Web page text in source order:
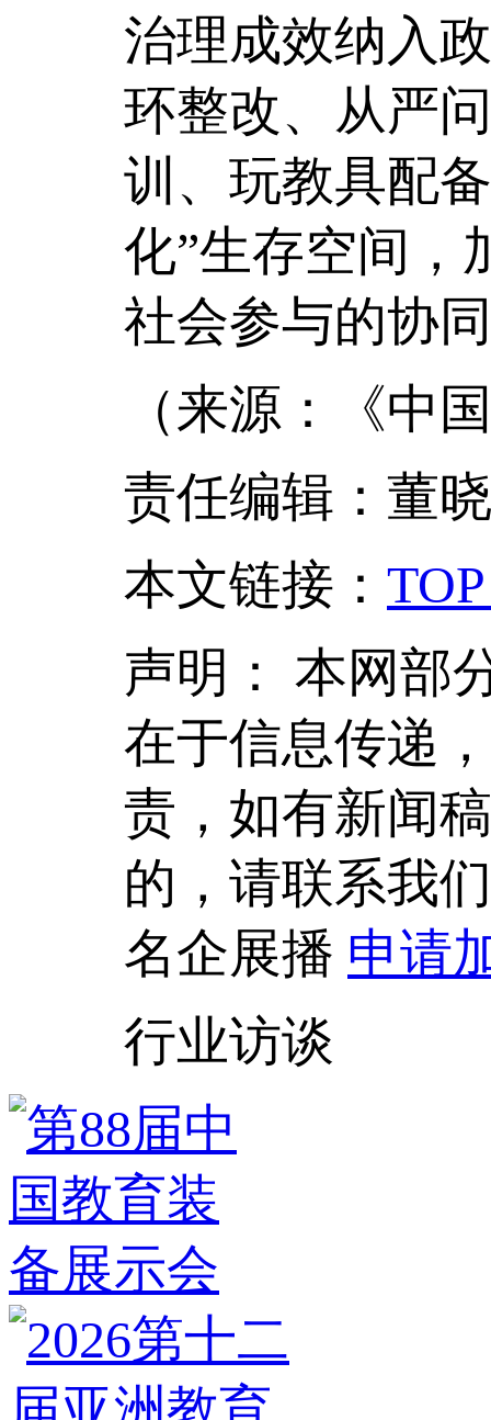
治理成效纳入
环整改、从严
训、玩教具配
化”生存空间，
社会参与的协
（来源：《中
责任编辑：董
本文链接 ：
声明： 本网部
在于信息传递
责，如有新闻
的，请联系我
名企展播 申请
行业访谈